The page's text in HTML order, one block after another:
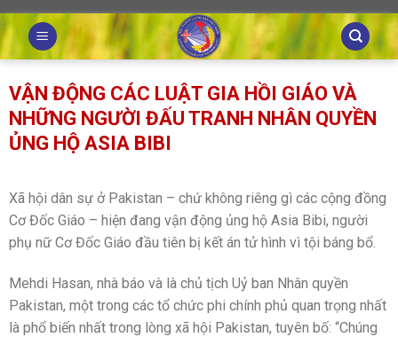
Skip
to
content
VẬN ĐỘNG CÁC LUẬT GIA HỒI GIÁO VÀ
NHỮNG NGƯỜI ĐẤU TRANH NHÂN QUYỀN
ỦNG HỘ ASIA BIBI
Xã hội dân sự ở Pakistan – chứ không riêng gì các cộng đồng
Cơ Đốc Giáo – hiện đang vận động ủng hộ Asia Bibi, người
phụ nữ Cơ Đốc Giáo đầu tiên bị kết án tử hình vì tội báng bổ.
Mehdi Hasan, nhà báo và là chủ tịch Uỷ ban Nhân quyền
Pakistan, một trong các tổ chức phi chính phủ quan trọng nhất
là phổ biến nhất trong lòng xã hội Pakistan, tuyên bố: “Chúng